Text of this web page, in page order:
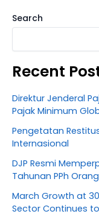
Search
Recent
Direktur Jenderal
Pajak Minimum
Pengetatan
Internasional
DJP Resmi
Tahunan PPh
March Growth at
Sector Continues